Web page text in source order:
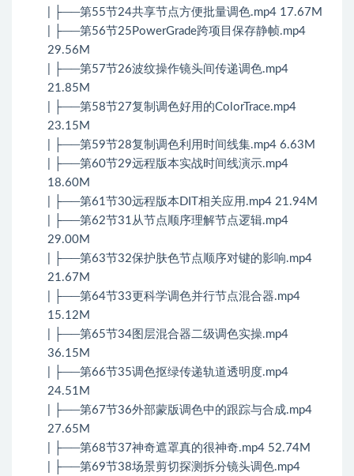
| ├──第55节24共享节点方便批量调色.mp4 17.67M
| ├──第56节25PowerGrade跨项目保存静帧.mp4
29.56M
| ├──第57节26波纹操作镜头间传递调色.mp4
21.85M
| ├──第58节27复制调色好用的ColorTrace.mp4
23.15M
| ├──第59节28复制调色利用时间线集.mp4 6.63M
| ├──第60节29远程版本实战时间线演示.mp4
18.60M
| ├──第61节30远程版本DIT相关应用.mp4 21.94M
| ├──第62节31从节点顺序理解节点逻辑.mp4
29.00M
| ├──第63节32保护肤色节点顺序对键的影响.mp4
21.67M
| ├──第64节33更科学调色并行节点混合器.mp4
15.12M
| ├──第65节34图层混合器二级调色实操.mp4
36.15M
| ├──第66节35调色抠绿传递轨道透明度.mp4
24.51M
| ├──第67节36外部蒙版调色中的跟踪与合成.mp4
27.65M
| ├──第68节37神奇遮罩真的很神奇.mp4 52.74M
| ├──第69节38场景剪切探测拆分镜头调色.mp4